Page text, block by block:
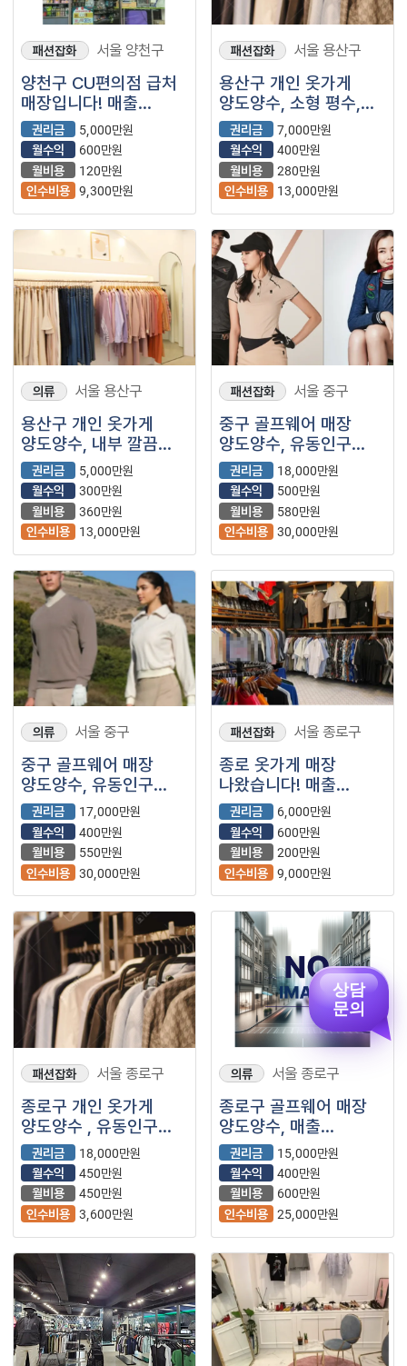
패션잡화 서울 양천구
양천구 CU편의점 급처
매장입니다! 매출
꾸준하게 잘나오는
매장입니다
권리금
5,000만원
월수익
600만원
월비용
120만원
인수비용 9,300만원
패션잡화 서울 용산구
용산구 개인 옷가게
양도양수, 소형 평수,
위치 좋아요~!! 내부
깔끔 합니다.
권리금
7,000만원
월수익
400만원
월비용
280만원
인수비용
13,000만원
의류 서울 용산구
용산구 개인 옷가게
양도양수, 내부 깔끔
합니다.
권리금
5,000만원
월수익
300만원
월비용
360만원
인수비용
13,000만원
패션잡화 서울 중구
중구 골프웨어 매장
양도양수, 유동인구
많은 골목에 위치,
오히려 매출 좋아요~
권리금
18,000만원
월수익
500만원
월비용
580만원
인수비용 30,000만원
의류 서울 중구
중구 골프웨어 매장
양도양수, 유동인구
많고 노출잘되는 매장
입니다.
권리금
17,000만원
월수익
400만원
월비용
550만원
인수비용 30,000만원
패션잡화 서울 종로구
종로 옷가게 매장
나왔습니다! 매출
1500만원 나오는
상권좋은곳에 자리잡은
옷가게입니다.
권리금
6,000만원
월수익
600만원
월비용
200만원
인수비용 9,000만원
패션잡화 서울 종로구
종로구 개인 옷가게
양도양수 , 유동인구
많은 거리에 위치한
옷가게 입니다.
권리금
18,000만원
월수익
450만원
월비용
450만원
인수비용 3,600만원
의류 서울 종로구
종로구 골프웨어 매장
양도양수, 매출
꾸준합니다.
권리금
15,000만원
월수익
400만원
월비용
600만원
인수비용 25,000만원
상담
문의